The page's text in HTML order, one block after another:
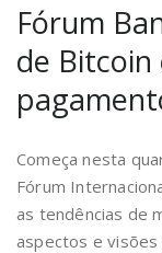
Fórum
de Bitcoin
Começa nesta
Fórum
as tendências de
aspectos e